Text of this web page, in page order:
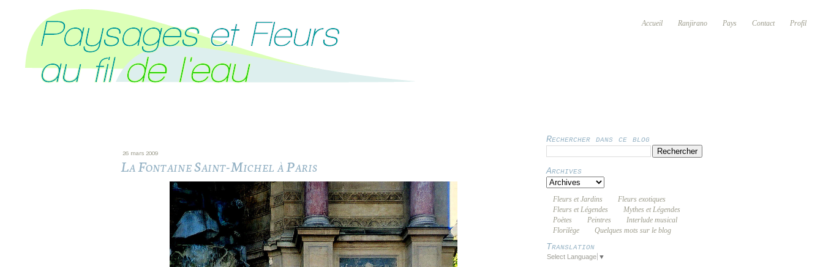
Accueil Ranjirano Pays Contact Profil
26 mars 2009
La Fontaine Saint-Michel à Paris
Rechercher dans ce blog
Archives
Fleurs et Jardins
Fleurs exotiques
Fleurs et Légendes
Mythes et Légendes
Poètes
Peintres
Interlude musical
Florilège
Quelques mots sur le blog
Translation
Select Language ▼